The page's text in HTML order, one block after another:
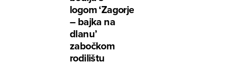
logom ‘Zagorje
– bajka na
dlanu’
zabočkom
rodilištu